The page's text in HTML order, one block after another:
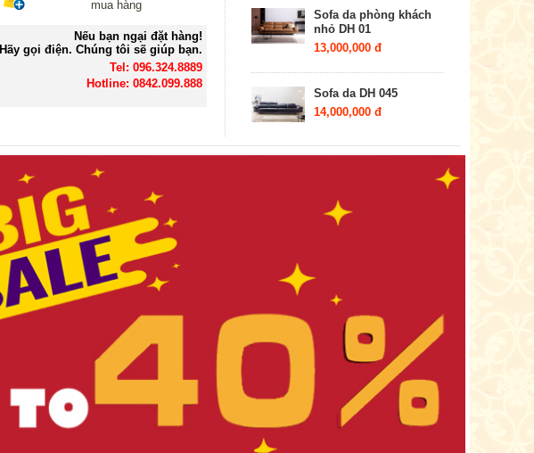
mua hàng
Nếu bạn ngại đặt hàng!
Hãy gọi điện. Chúng tôi sẽ giúp bạn.
Tel: 096.324.8889
Hotline: 0842.099.888
Sofa da phòng khách
nhỏ DH 01
13,000,000 đ
Sofa da DH 045
14,000,000 đ